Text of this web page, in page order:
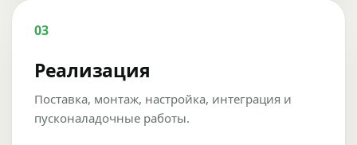
03
Реализация
Поставка, монтаж, настройка, интеграция и
пусконаладочные работы.